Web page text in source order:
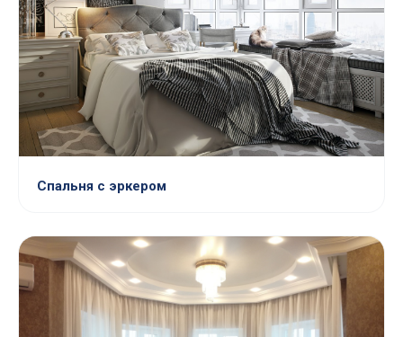
Спальня с эркером